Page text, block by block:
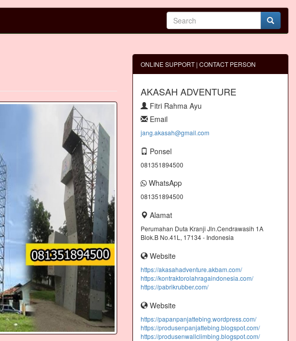
ONLINE SUPPORT | CONTACT PERSON
AKASAH ADVENTURE
Fitri Rahma Ayu
Email
jang.akasah@gmail.com
Ponsel
081351894500
WhatsApp
081351894500
Alamat
Perumahan Duta Kranji Jln.Cendrawasih 1A
Blok.B No.41L, 17134 - Indonesia
Website
https://akasahadventure.akbam.com/
https://kontraktorolahragaindonesia.com/
https://pabrikrubber.com/
Website
https://papanpanjattebing.wordpress.com/
https://produsenpanjattebing.blogspot.com/
https://produsenwallclimbing.blogspot.com/